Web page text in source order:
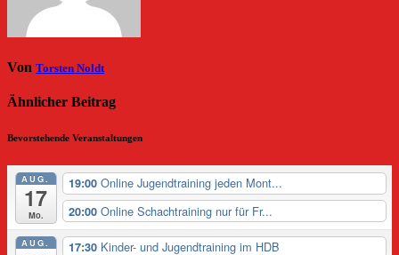
Von Torsten Noldt
Ähnlicher Beitrag
Bevorstehende Veranstaltungen
AUG.
17
Mo.
19:00 Online Jugendtraining jeden Mont...
20:00 Online Schachtraining nur für Fr...
AUG. 17:30 Kinder- und Jugendtraining im HDB